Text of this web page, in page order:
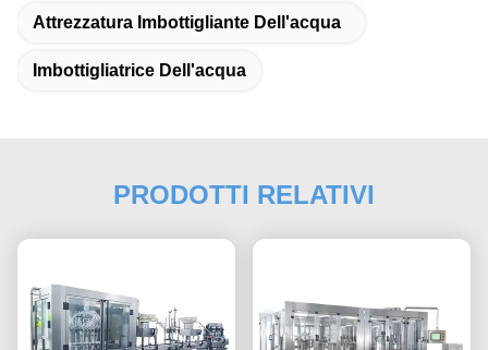
Attrezzatura Imbottigliante Dell'acqua
Imbottigliatrice Dell'acqua
PRODOTTI RELATIVI